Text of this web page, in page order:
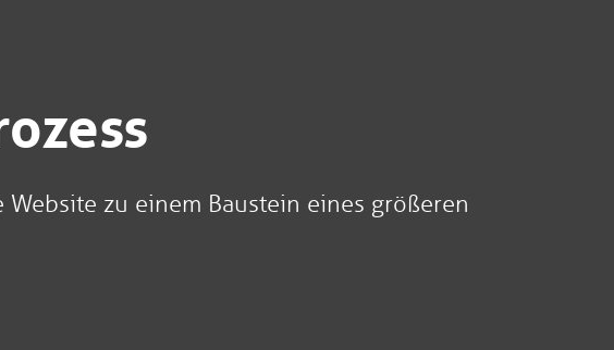
zu einem Baustein eines größeren